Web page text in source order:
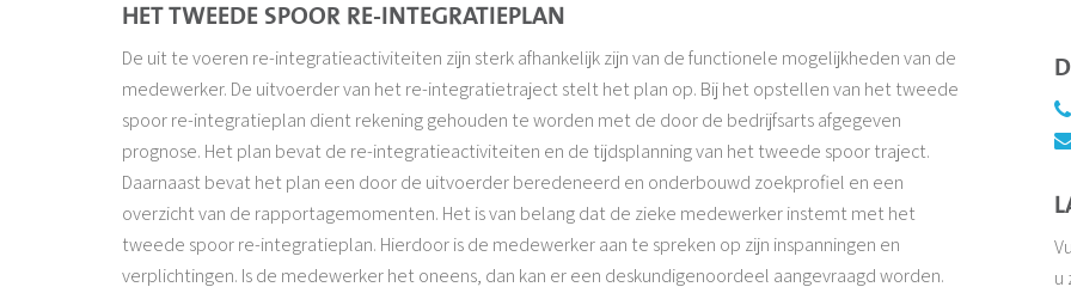
HET TWEEDE SPOOR RE-INTEGRATIEPLAN
De uit te voeren re-integratieactiviteiten zijn sterk afhankelijk zijn van de functionele mogelijkheden van de
medewerker. De uitvoerder van het re-integratietraject stelt het plan op. Bij het opstellen van het tweede
spoor re-integratieplan dient rekening gehouden te worden met de door de bedrijfsarts afgegeven
prognose. Het plan bevat de re-integratieactiviteiten en de tijdsplanning van het tweede spoor traject.
Daarnaast bevat het plan een door de uitvoerder beredeneerd en onderbouwd zoekprofiel en een
overzicht van de rapportagemomenten. Het is van belang dat de zieke medewerker instemt met het
tweede spoor re-integratieplan. Hierdoor is de medewerker aan te spreken op zijn inspanningen en
verplichtingen. Is de medewerker het oneens, dan kan er een deskundigenoordeel aangevraagd worden.
u